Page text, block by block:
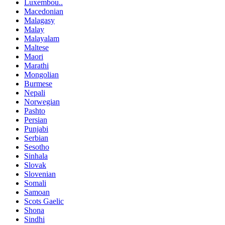
Luxembou..
Macedonian
Malagasy
Malay
Malayalam
Maltese
Maori
Marathi
Mongolian
Burmese
Nepali
Norwegian
Pashto
Persian
Punjabi
Serbian
Sesotho
Sinhala
Slovak
Slovenian
Somali
Samoan
Scots Gaelic
Shona
Sindhi